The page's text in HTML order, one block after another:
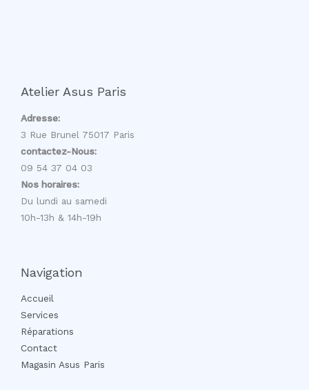
Atelier Asus Paris
Adresse:
3 Rue Brunel 75017 Paris
contactez-Nous:
09 54 37 04 03
Nos horaires:
Du lundi au samedi
10h-13h & 14h-19h
Navigation
Accueil
Services
Réparations
Contact
Magasin Asus Paris